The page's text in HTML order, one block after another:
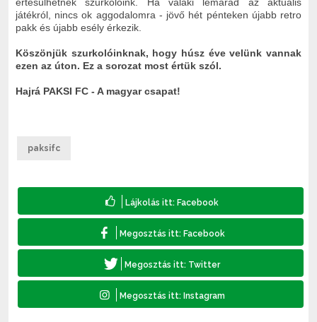
értesülhetnek szurkolóink. Ha valaki lemarad az aktuális
játékról, nincs ok aggodalomra - jövő hét pénteken újabb retro
pakk és újabb esély érkezik.
Köszönjük szurkolóinknak, hogy húsz éve velünk vannak
ezen az úton. Ez a sorozat most értük szól.
Hajrá PAKSI FC - A magyar csapat!
paksifc